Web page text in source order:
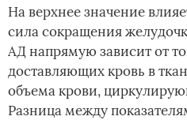
На верхнее значение
сила сокращения
АД напрямую зависит от
доставляющих кровь в
объема крови,
Разница между